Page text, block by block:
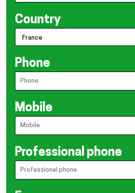
Country
Phone
Mobile
Professional phone